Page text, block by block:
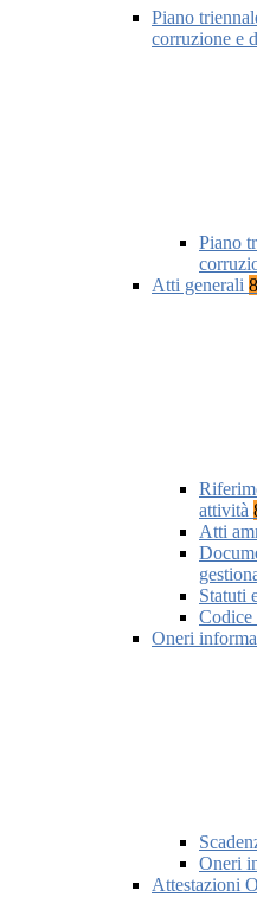
Piano
corruzione e
Piano
Atti generali
attività
Atti
Statuti
Codice
Oneri
Oneri
Attestazioni